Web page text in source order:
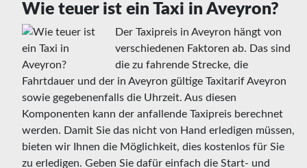
Wie teuer ist ein Taxi in Aveyron?
Der Taxipreis in Aveyron hängt von
verschiedenen Faktoren ab. Das sind
die zu fahrende Strecke, die
Fahrtdauer und der in Aveyron gültige Taxitarif Aveyron
sowie gegebenenfalls die Uhrzeit. Aus diesen
Komponenten kann der anfallende Taxipreis berechnet
werden. Damit Sie das nicht von Hand erledigen müssen,
bieten wir Ihnen die Möglichkeit, dies kostenlos für Sie
zu erledigen. Geben Sie dafür einfach die Start- und